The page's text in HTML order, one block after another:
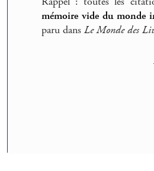
mémoire vide du monde
paru dans Le Monde des